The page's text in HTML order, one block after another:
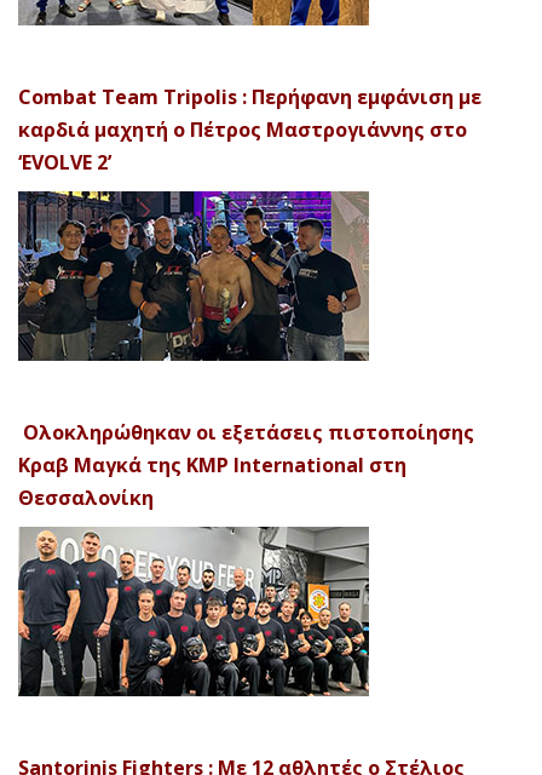
Combat Team Tripolis : Περήφανη εμφάνιση με
καρδιά μαχητή ο Πέτρος Μαστρογιάννης στο
‘EVOLVE 2’
Ολοκληρώθηκαν οι εξετάσεις πιστοποίησης
Κραβ Μαγκά της KMP International στη
Θεσσαλονίκη
Santorinis Fighters : Με 12 αθλητές ο Στέλιος